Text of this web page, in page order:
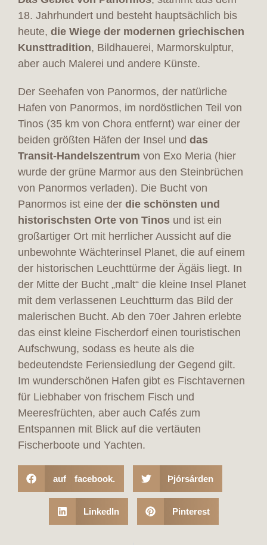
18. Jahrhundert und besteht hauptsächlich bis
heute, die Wiege der modernen griechischen
Kunsttradition, Bildhauerei, Marmorskulptur,
aber auch Malerei und andere Künste.
Der Seehafen von Panormos, der natürliche
Hafen von Panormos, im nordöstlichen Teil von
Tinos (35 km von Chora entfernt) war einer der
beiden größten Häfen der Insel und das
Transit-Handelszentrum von Exo Meria (hier
wurde der grüne Marmor aus den Steinbrüchen
von Panormos verladen). Die Bucht von
Panormos ist eine der die schönsten und
historischsten Orte von Tinos und ist ein
großartiger Ort mit herrlicher Aussicht auf die
unbewohnte Wächterinsel Planet, die auf einem
der historischen Leuchttürme der Ägäis liegt. In
der Mitte der Bucht „malt“ die kleine Insel Planet
mit dem verlassenen Leuchtturm das Bild der
malerischen Bucht. Ab den 70er Jahren erlebte
das einst kleine Fischerdorf einen touristischen
Aufschwung, sodass es heute als die
bedeutendste Feriensiedlung der Gegend gilt.
Im wunderschönen Hafen gibt es Fischtavernen
für Liebhaber von frischem Fisch und
Meeresfrüchten, aber auch Cafés zum
Entspannen mit Blick auf die vertäuten
Fischerboote und Yachten.
auf facebook. Þjórsárden
LinkedIn Pinterest